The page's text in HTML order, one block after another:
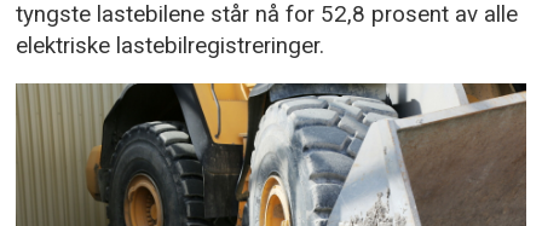
tyngste lastebilene står nå for 52,8 prosent av alle
elektriske lastebilregistreringer.